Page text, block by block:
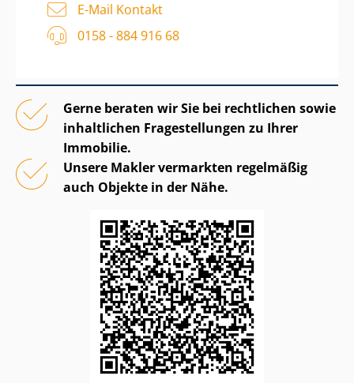
E-Mail Kontakt
0158 - 884 916 68
Gerne beraten wir Sie bei rechtlichen sowie
inhaltlichen Fragestellungen zu Ihrer
Immobilie.
Unsere Makler vermarkten regelmäßig
auch Objekte in der Nähe.